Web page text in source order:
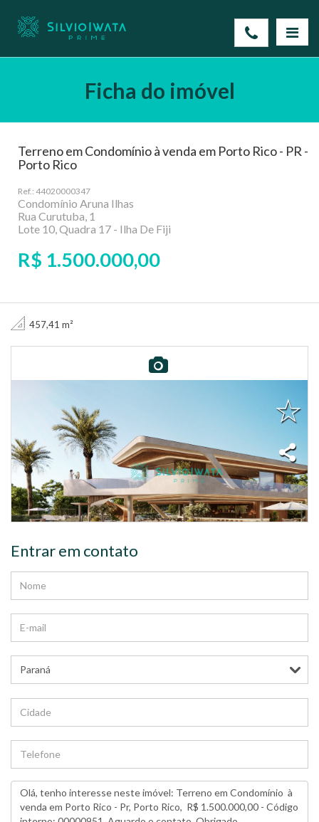
Ficha do imóvel
Terreno em Condomínio à venda em Porto Rico - PR -
Porto Rico
Ref.: 44020000347
Condomínio Aruna Ilhas
Rua Curutuba, 1
Lote 10, Quadra 17 - Ilha De Fiji
R$ 1.500.000,00
457,41 m²
Entrar em contato